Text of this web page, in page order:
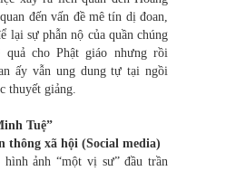
đến vấn đề mê tín dị đoan,
lại sự phẫn nộ của quần chúng
cho Phật giáo nhưng rồi
ấy vẫn ung dung tự tại ngồi
thuyết giảng.
Tuệ”
xã hội (Social media)
ảnh “một vị sư” đầu trần